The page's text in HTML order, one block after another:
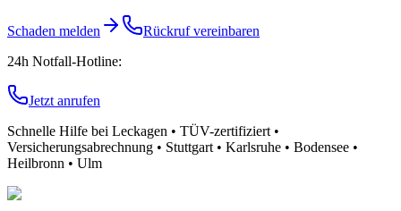
Schaden melden
Rückruf vereinbaren
24h Notfall-Hotline:
Jetzt anrufen
Schnelle Hilfe bei Leckagen • TÜV-zertifiziert •
Versicherungsabrechnung • Stuttgart • Karlsruhe • Bodensee •
Heilbronn • Ulm